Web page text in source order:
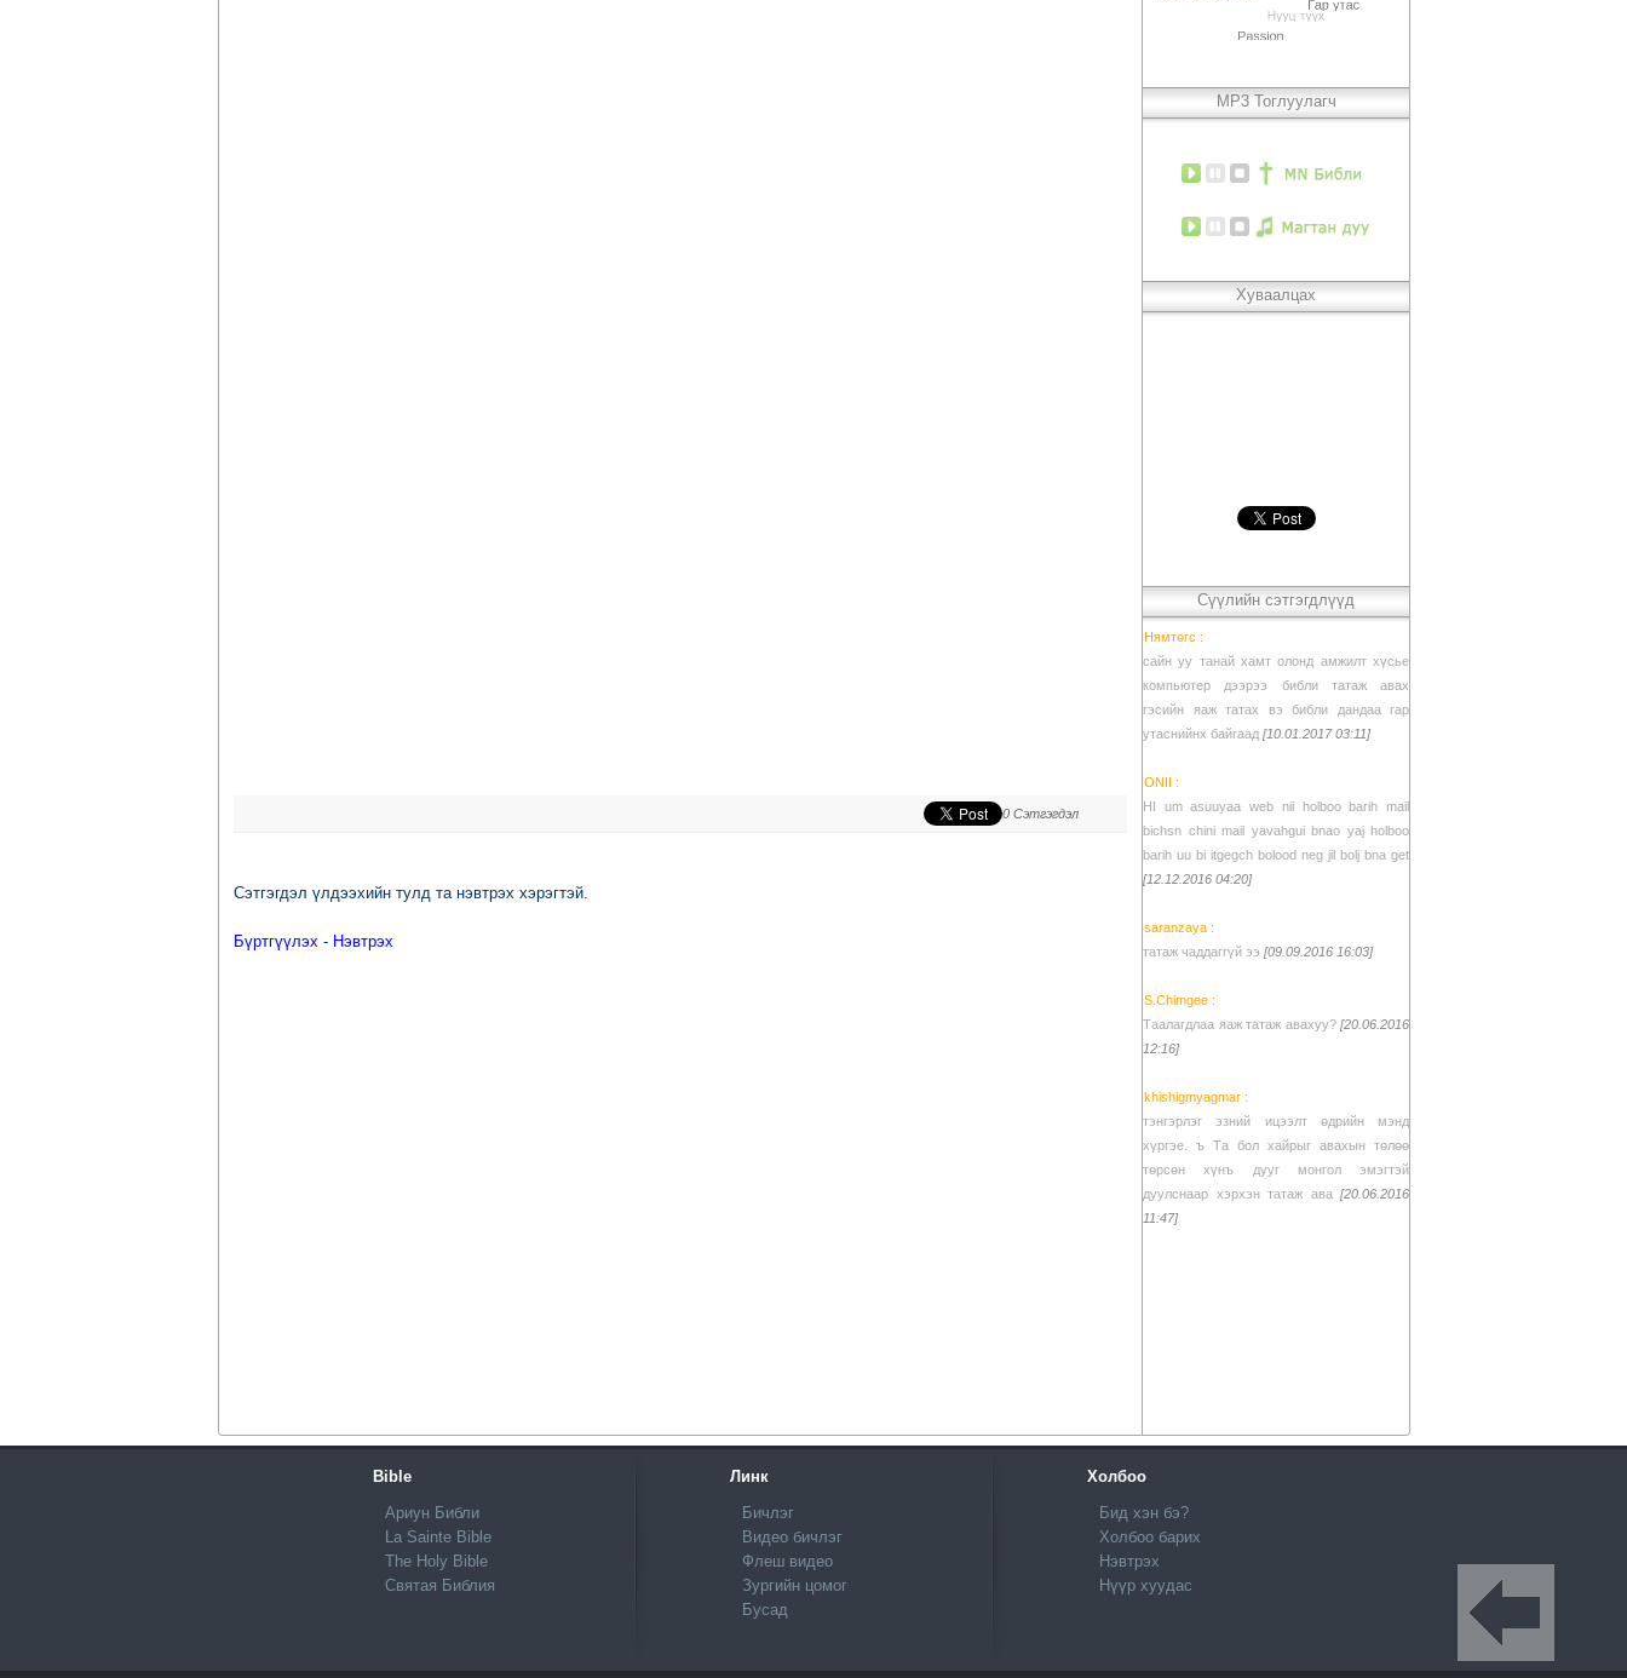
0 Сэтгэгдэл
Сэтгэгдэл үлдээхийн тулд та нэвтрэх хэрэгтэй.
Бүртгүүлэх - Нэвтрэх
MP3 Тоглуулагч
Хуваалцах
Сүүлийн сэтгэгдлүүд
Нямтөгс :
сайн уу танай хамт олонд амжилт хүсье
компьютер дээрээ библи татаж авах
гэсийн яаж татах вэ библи дандаа гар
утаснийнх байгаад [10.01.2017 03:11]
ONII :
HI um asuuyaa web nii holboo barih mail
bichsn chini mail yavahgui bnao yaj holboo
barih uu bi itgegch bolood neg jil bolj bna get
[12.12.2016 04:20]
saranzaya :
татаж чаддаггүй ээ [09.09.2016 16:03]
S.Chimgee :
Таалагдлаа яаж татаж авахуу? [20.06.2016
12:16]
khishigmyagmar :
тэнгэрлэг эзний ицээлт өдрийн мэнд
хүргэе. ъ Та бол хайрыг авахын төлөө
төрсөн хүнъ дууг монгол эмэгтэй
дуулснаар хэрхэн татаж ава [20.06.2016
11:47]
Bible
Ариун Библи
La Sainte Bible
The Holy Bible
Святая Библия
Линк
Бичлэг
Видео бичлэг
Флеш видео
Зургийн цомог
Бусад
Холбоо
Бид хэн бэ?
Холбоо барих
Нэвтрэх
Нүүр хуудас